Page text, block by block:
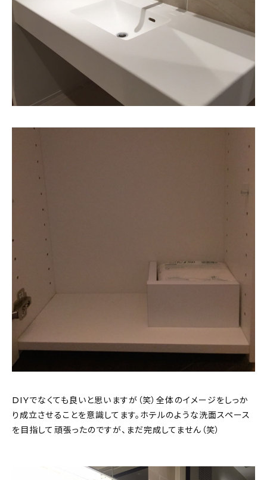
DIYでなくても良いと思いますが（笑）全体のイメージをしっか
り成立させることを意識してます。ホテルのような洗面スペース
を目指して頑張ったのですが、まだ完成してません（笑）